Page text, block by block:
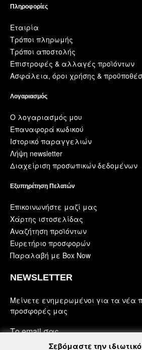
Πληροφορίες
Εταιρία
Τρόποι πληρωμής
Τρόποι αποστολής
Επιστροφές & αλλαγές προϊόντων
Ασφάλεια, όροι χρήσης &
Λογαριασμός
Ο λογαριασμός μου
Επαναφορά κωδικού
Ιστορικό παραγγελιών
Λήψη newsletter
Διαχείριση προσωπικών δεδομένων
Εξυπηρέτηση Πελατών
Επικοινωνήστε μαζί μας
Χάρτης ιστοσελίδας
Αναζήτηση προϊόντων
Ευρετήριο προσφορών
Παραλαβή με Box Now
NEWSLETTER
Μείνετε ενημερωμένοι για τα νέα
προσφορές μας
Σεβόμαστε την